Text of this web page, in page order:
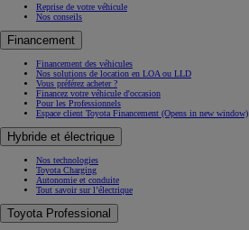
Reprise de votre véhicule
Nos conseils
Financement
Financement des véhicules
Nos solutions de location en LOA ou LLD
Vous préférez acheter ?
Financez votre véhicule d'occasion
Pour les Professionnels
Espace client Toyota Financement (Opens in new window)
Hybride et électrique
Nos technologies
Toyota Charging
Autonomie et conduite
Tout savoir sur l’électrique
Toyota Professional